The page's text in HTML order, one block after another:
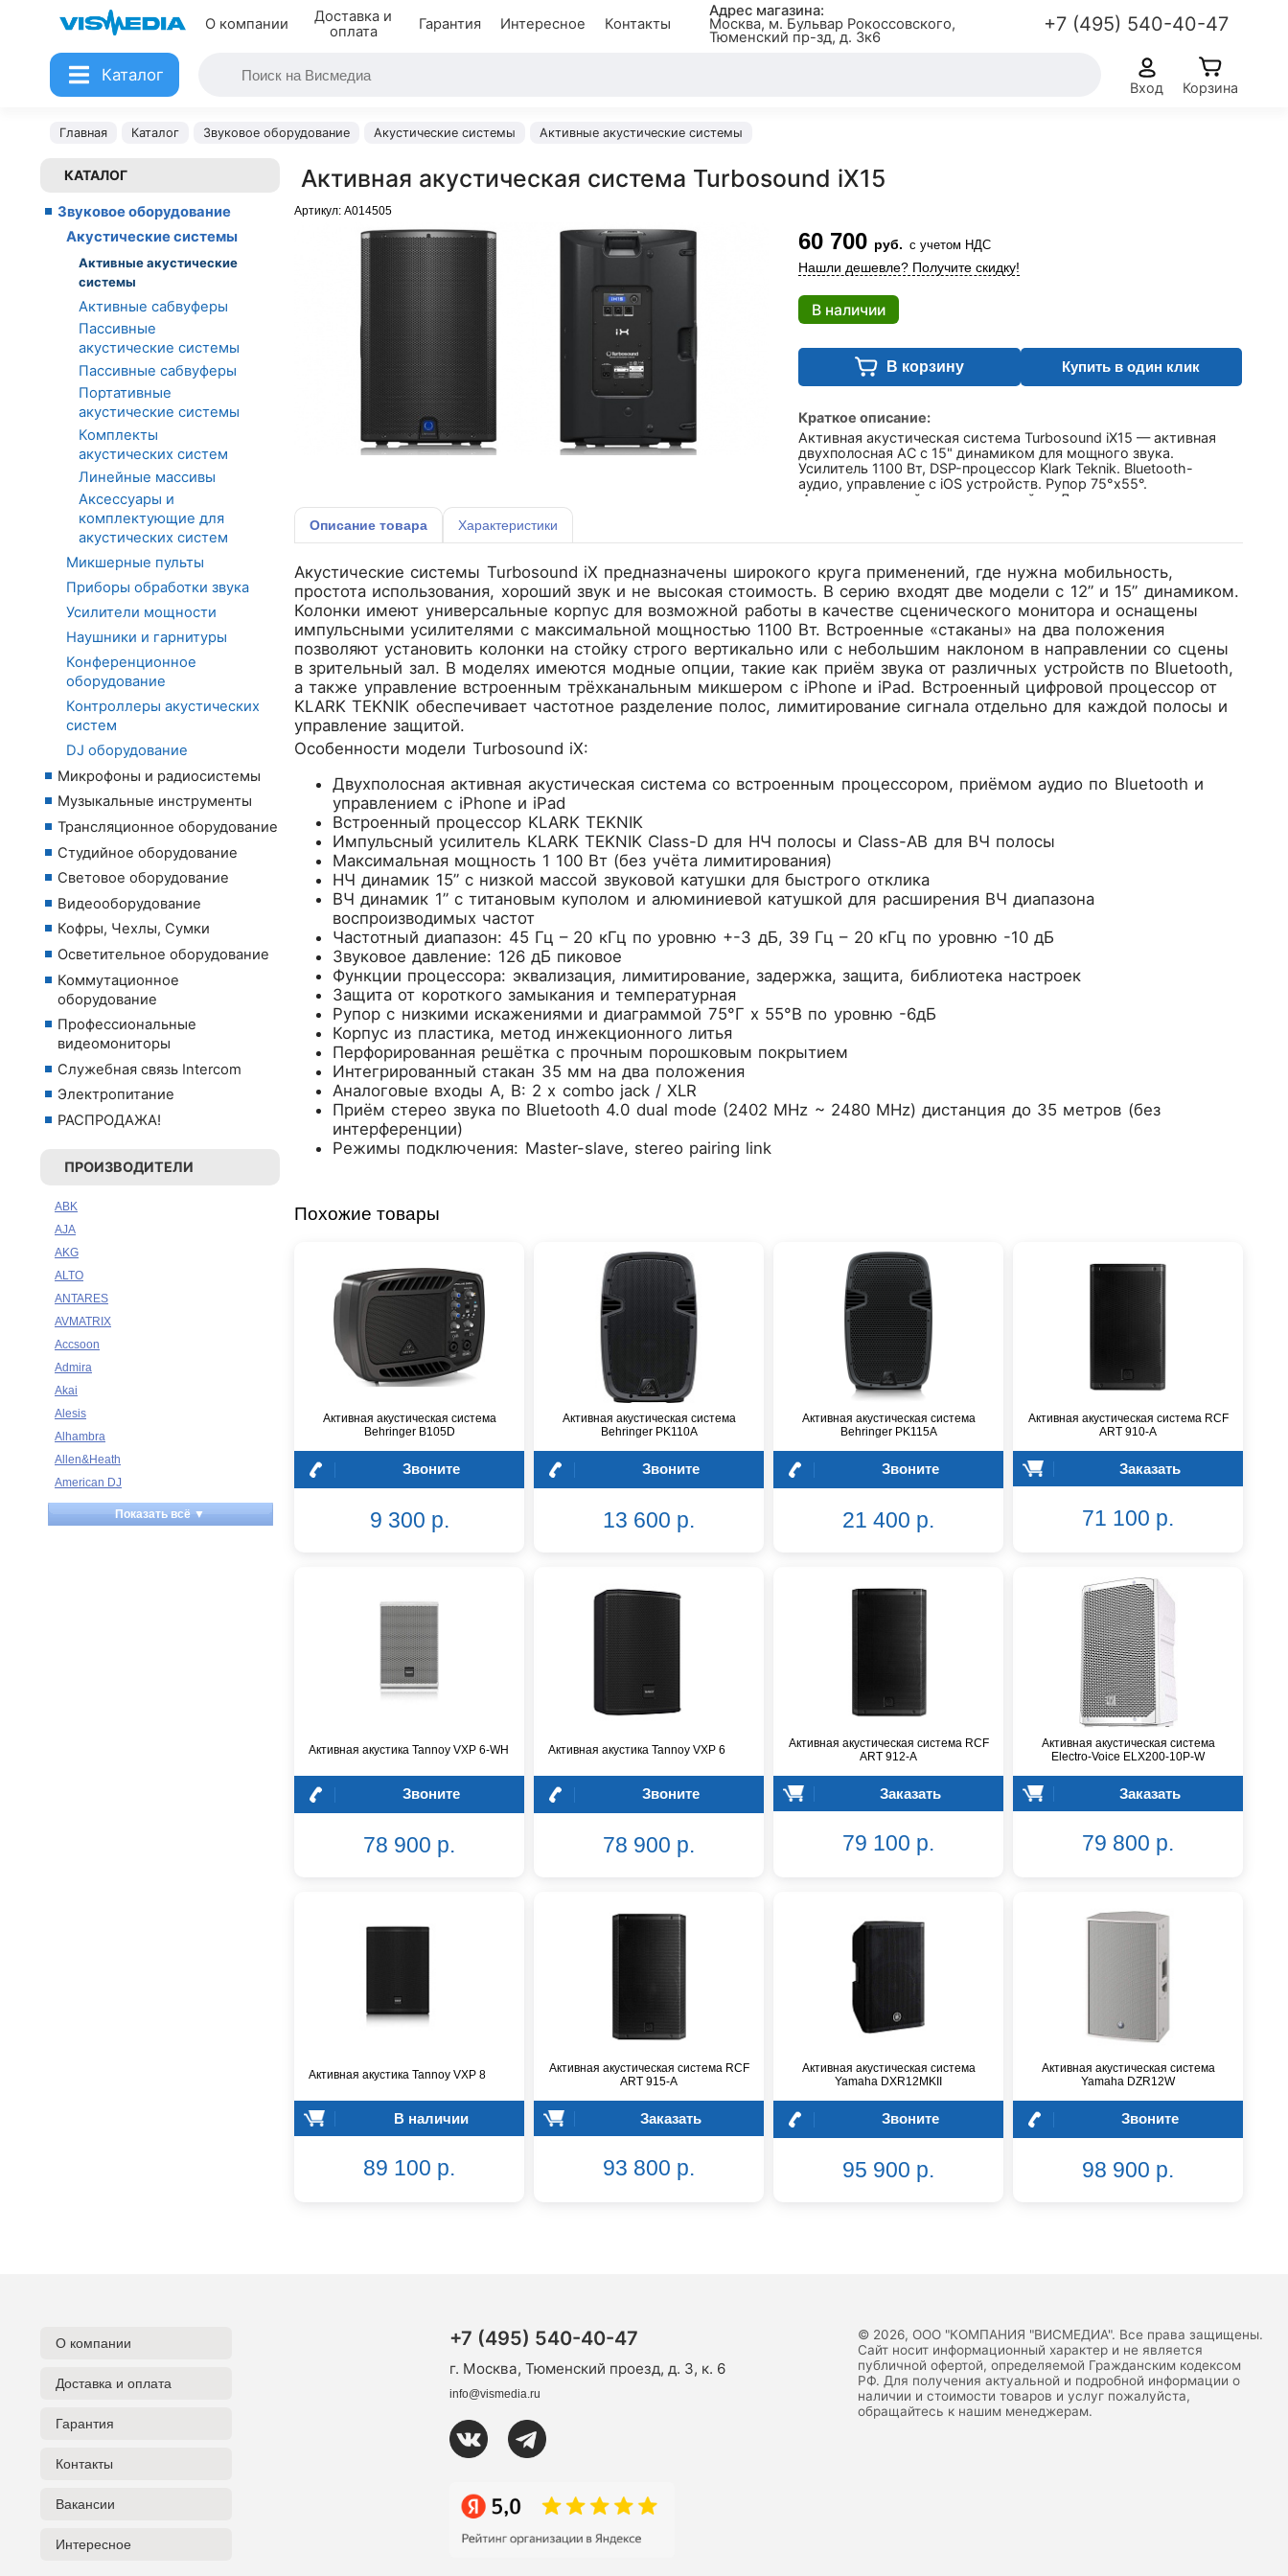
О компании
Доставка и
оплата
Гарантия Интересное Контакты
Адрес магазина:
Москва, м. Бульвар Рокоссовского,
Тюменский пр-зд, д. 3к6
+7 (495) 540-40-47
Каталог
Вход Корзина
Главная Каталог Звуковое оборудование Акустические системы Активные акустические системы
КАТАЛОГ
Звуковое оборудование
Акустические системы
Активные акустические
системы
Активные сабвуферы
Пассивные
акустические системы
Пассивные сабвуферы
Портативные
акустические системы
Комплекты
акустических систем
Линейные массивы
Аксессуары и
комплектующие для
акустических систем
Микшерные пульты
Приборы обработки звука
Усилители мощности
Наушники и гарнитуры
Конференционное
оборудование
Контроллеры акустических
систем
DJ оборудование
Микрофоны и радиосистемы
Музыкальные инструменты
Трансляционное оборудование
Студийное оборудование
Световое оборудование
Видеооборудование
Кофры, Чехлы, Сумки
Осветительное оборудование
Коммутационное
оборудование
Профессиональные
видеомониторы
Служебная связь Intercom
Электропитание
РАСПРОДАЖА!
ПРОИЗВОДИТЕЛИ
ABK
AJA
AKG
ALTO
ANTARES
AVMATRIX
Accsoon
Admira
Akai
Alesis
Alhambra
Allen&Heath
American DJ
Ampeg
Apart
Dunlop
Eartec
Electro Voice
FBT
Показать всё ▼
Активная акустическая система Turbosound iX15
Артикул: A014505
60 700 руб. с учетом НДС
Нашли дешевле? Получите скидку!
В наличии
В корзину Купить в один клик
Краткое описание:
Активная акустическая система Turbosound iX15 — активная
двухполосная АС с 15" динамиком для мощного звука.
Усилитель 1100 Вт, DSP-процессор Klark Teknik. Bluetooth-
аудио, управление с iOS устройств. Рупор 75°x55°.
Интегрированный стакан для стойки. Для уличных
Описание товара Характеристики
Акустические системы Turbosound iX предназначены широкого круга применений, где нужна мобильность,
простота использования, хороший звук и не высокая стоимость. В серию входят две модели с 12” и 15” динамиком.
Колонки имеют универсальные корпус для возможной работы в качестве сценического монитора и оснащены
импульсными усилителями с максимальной мощностью 1100 Вт. Встроенные «стаканы» на два положения
позволяют установить колонки на стойку строго вертикально или с небольшим наклоном в направлении со сцены
в зрительный зал. В моделях имеются модные опции, такие как приём звука от различных устройств по Bluetooth,
а также управление встроенным трёхканальным микшером с iPhone и iPad. Встроенный цифровой процессор от
KLARK TEKNIK обеспечивает частотное разделение полос, лимитирование сигнала отдельно для каждой полосы и
управление защитой.
Особенности модели Turbosound iX:
Двухполосная активная акустическая система со встроенным процессором, приёмом аудио по Bluetooth и
управлением с iPhone и iPad
Встроенный процессор KLARK TEKNIK
Импульсный усилитель KLARK TEKNIK Class-D для НЧ полосы и Class-AB для ВЧ полосы
Максимальная мощность 1 100 Вт (без учёта лимитирования)
НЧ динамик 15” с низкой массой звуковой катушки для быстрого отклика
ВЧ динамик 1” с титановым куполом и алюминиевой катушкой для расширения ВЧ диапазона
воспроизводимых частот
Частотный диапазон: 45 Гц – 20 кГц по уровню +-3 дБ, 39 Гц – 20 кГц по уровню -10 дБ
Звуковое давление: 126 дБ пиковое
Функции процессора: эквализация, лимитирование, задержка, защита, библиотека настроек
Защита от короткого замыкания и температурная
Рупор с низкими искажениями и диаграммой 75°Г x 55°В по уровню -6дБ
Корпус из пластика, метод инжекционного литья
Перфорированная решётка с прочным порошковым покрытием
Интегрированный стакан 35 мм на два положения
Аналоговые входы A, B: 2 x combo jack / XLR
Приём стерео звука по Bluetooth 4.0 dual mode (2402 MHz ~ 2480 MHz) дистанция до 35 метров (без
интерференции)
Режимы подключения: Master-slave, stereo pairing link
Похожие товары
Активная акустическая система
Behringer B105D
Звоните
9 300 р.
Активная акустическая система
Behringer PK110A
Звоните
13 600 р.
Активная акустическая система
Behringer PK115A
Звоните
21 400 р.
Активная акустическая система RCF
ART 910-A
Заказать
71 100 р.
Активная акустика Tannoy VXP 6-WH
Звоните
78 900 р.
Активная акустика Tannoy VXP 6
Звоните
78 900 р.
Активная акустическая система RCF
ART 912-A
Заказать
79 100 р.
Активная акустическая система
Electro-Voice ELX200-10P-W
Заказать
79 800 р.
Активная акустика Tannoy VXP 8
В наличии
89 100 р.
Активная акустическая система RCF
ART 915-A
Заказать
93 800 р.
Активная акустическая система
Yamaha DXR12MKII
Звоните
95 900 р.
Активная акустическая система
Yamaha DZR12W
Звоните
98 900 р.
О компании
Доставка и оплата
Гарантия
Контакты
Вакансии
Интересное
+7 (495) 540-40-47
г. Москва, Тюменский проезд, д. 3, к. 6
info@vismedia.ru
© 2026, ООО "КОМПАНИЯ "ВИСМЕДИА". Все права защищены.
Сайт носит информационный характер и не является
публичной офертой, определяемой Гражданским кодексом
РФ. Для получения актуальной и подробной информации о
наличии и стоимости товаров и услуг пожалуйста,
обращайтесь к нашим менеджерам.